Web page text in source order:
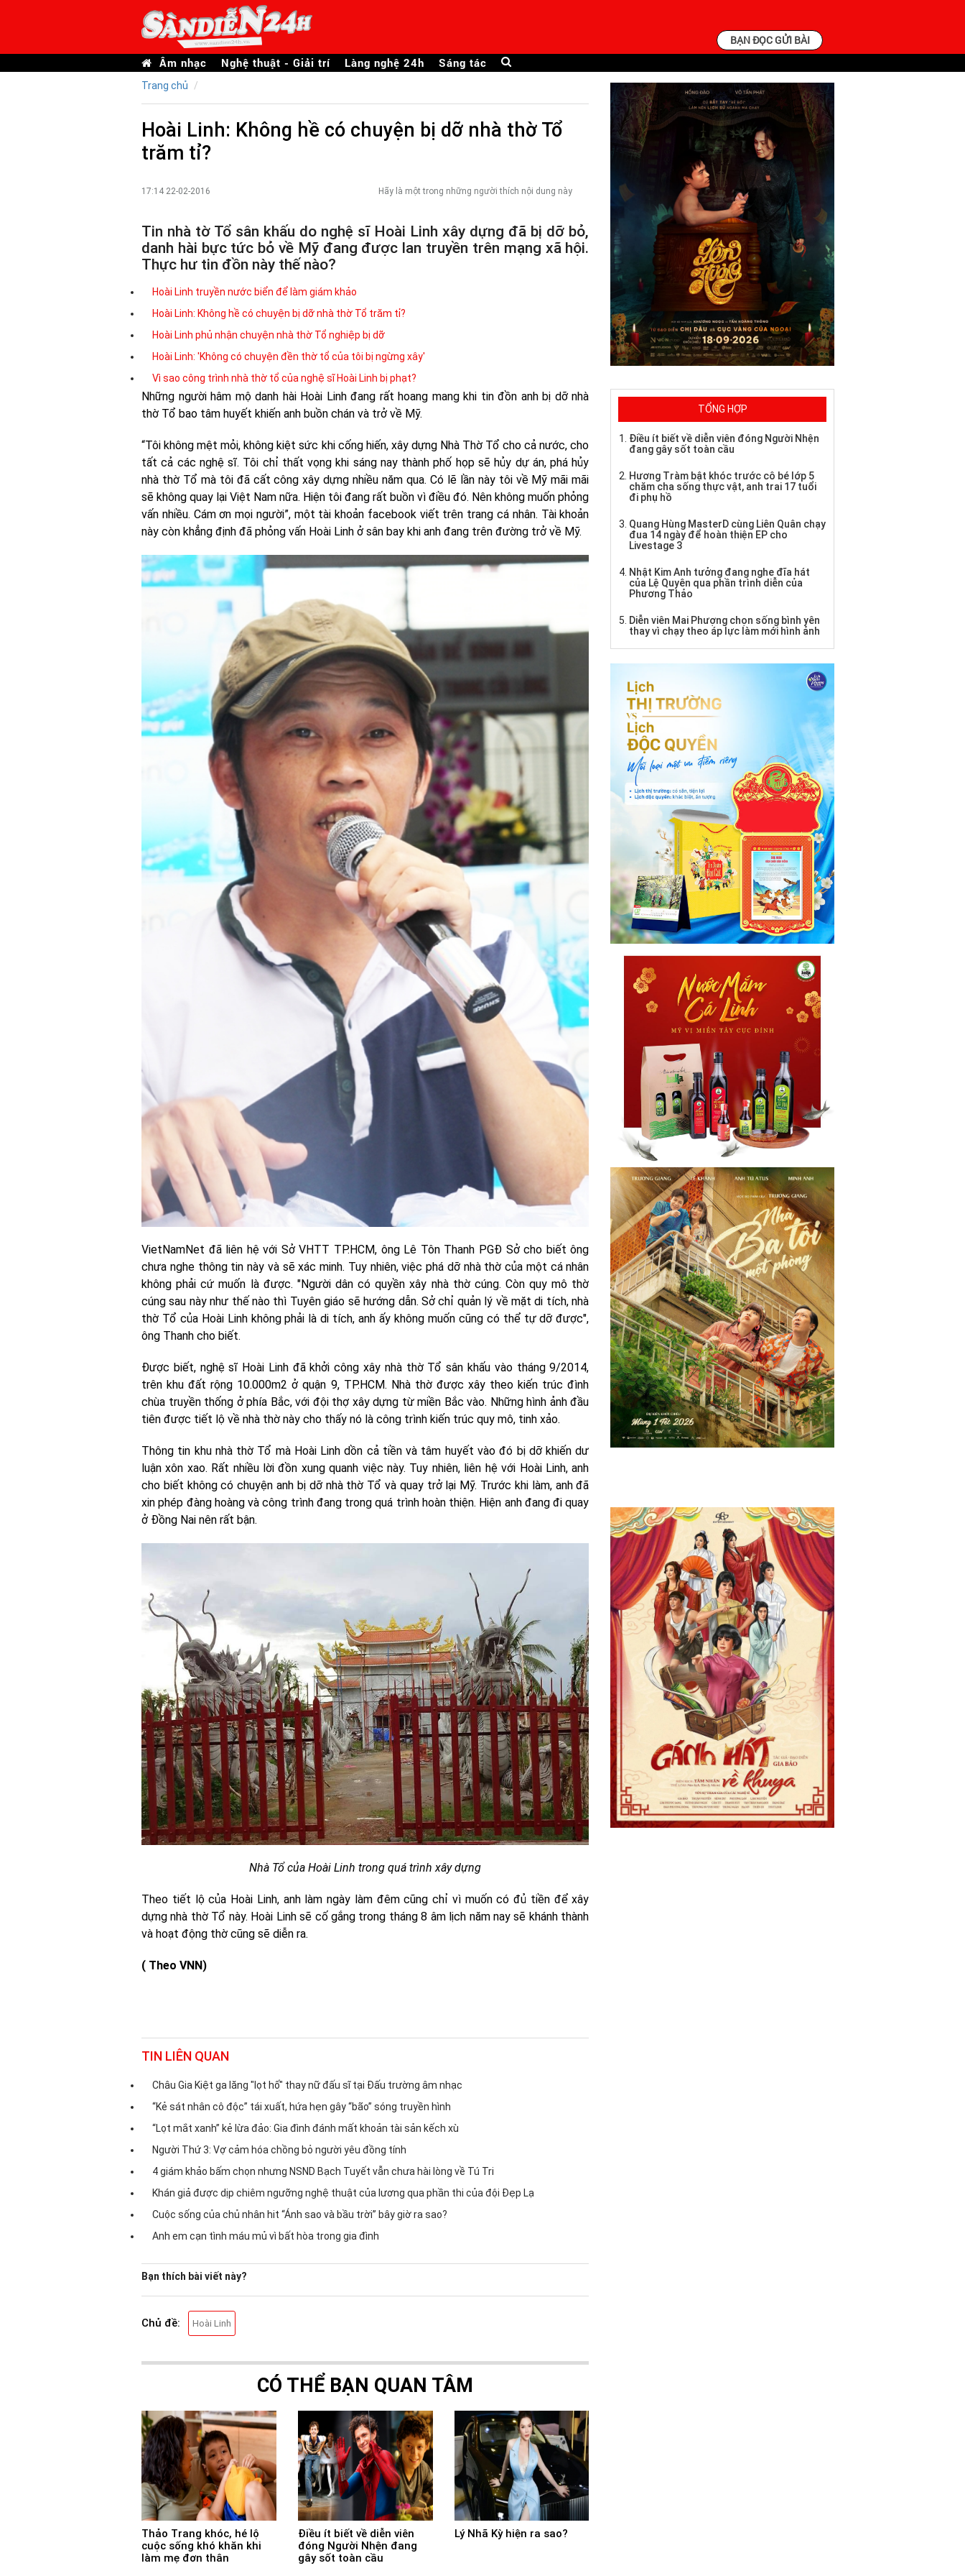
BẠN ĐỌC GỬI BÀI
Âm nhạc Nghệ thuật - Giải trí Làng nghệ 24h Sáng tác
Trang chủ
Hoài Linh: Không hề có chuyện bị dỡ nhà thờ Tổ
trăm tỉ?
17:14 22-02-2016 Hãy là một trong những người thích nội dung này
Tin nhà tờ Tổ sân khấu do nghệ sĩ Hoài Linh xây dựng đã bị dỡ bỏ,
danh hài bực tức bỏ về Mỹ đang được lan truyền trên mạng xã hội.
Thực hư tin đồn này thế nào?
Hoài Linh truyền nước biển để làm giám khảo
Hoài Linh: Không hề có chuyện bị dỡ nhà thờ Tổ trăm tỉ?
Hoài Linh phủ nhận chuyện nhà thờ Tổ nghiệp bị dỡ
Hoài Linh: 'Không có chuyện đền thờ tổ của tôi bị ngừng xây'
Vì sao công trình nhà thờ tổ của nghệ sĩ Hoài Linh bị phạt?
Những người hâm mộ danh hài Hoài Linh đang rất hoang mang khi tin đồn anh bị dỡ nhà
thờ Tổ bao tâm huyết khiến anh buồn chán và trở về Mỹ.
“Tôi không mệt mỏi, không kiệt sức khi cống hiến, xây dựng Nhà Thờ Tổ cho cả nước, cho
tất cả các nghệ sĩ. Tôi chỉ thất vọng khi sáng nay thành phố họp sẽ hủy dự án, phá hủy
nhà thờ Tổ mà tôi đã cất công xây dựng nhiều năm qua. Có lẽ lần này tôi về Mỹ mãi mãi
sẽ không quay lại Việt Nam nữa. Hiện tôi đang rất buồn vì điều đó. Nên không muốn phỏng
vấn nhiều. Cám ơn mọi người”, một tài khoản facebook viết trên trang cá nhân. Tài khoản
này còn khẳng định đã phỏng vấn Hoài Linh ở sân bay khi anh đang trên đường trở về Mỹ.
VietNamNet đã liên hệ với Sở VHTT TP.HCM, ông Lê Tôn Thanh PGĐ Sở cho biết ông
chưa nghe thông tin này và sẽ xác minh. Tuy nhiên, việc phá dỡ nhà thờ của một cá nhân
không phải cứ muốn là được. "Người dân có quyền xây nhà thờ cúng. Còn quy mô thờ
cúng sau này như thế nào thì Tuyên giáo sẽ hướng dẫn. Sở chỉ quản lý về mặt di tích, nhà
thờ Tổ của Hoài Linh không phải là di tích, anh ấy không muốn cũng có thể tự dỡ được",
ông Thanh cho biết.
Được biết, nghệ sĩ Hoài Linh đã khởi công xây nhà thờ Tổ sân khấu vào tháng 9/2014,
trên khu đất rộng 10.000m2 ở quận 9, TP.HCM. Nhà thờ được xây theo kiến trúc đình
chùa truyền thống ở phía Bắc, với đội thợ xây dựng từ miền Bắc vào. Những hình ảnh đầu
tiên được tiết lộ về nhà thờ này cho thấy nó là công trình kiến trúc quy mô, tinh xảo.
Thông tin khu nhà thờ Tổ mà Hoài Linh dồn cả tiền và tâm huyết vào đó bị dỡ khiến dư
luận xôn xao. Rất nhiều lời đồn xung quanh việc này. Tuy nhiên, liên hệ với Hoài Linh, anh
cho biết không có chuyện anh bị dỡ nhà thờ Tổ và quay trở lại Mỹ. Trước khi làm, anh đã
xin phép đàng hoàng và công trình đang trong quá trình hoàn thiện. Hiện anh đang đi quay
ở Đồng Nai nên rất bận.
Nhà Tổ của Hoài Linh trong quá trình xây dựng
Theo tiết lộ của Hoài Linh, anh làm ngày làm đêm cũng chỉ vì muốn có đủ tiền để xây
dựng nhà thờ Tổ này. Hoài Linh sẽ cố gắng trong tháng 8 âm lịch năm nay sẽ khánh thành
và hoạt động thờ cũng sẽ diễn ra.
( Theo VNN)
TIN LIÊN QUAN
Châu Gia Kiệt ga lăng "lọt hố" thay nữ đấu sĩ tại Đấu trường âm nhạc
“Kẻ sát nhân cô độc” tái xuất, hứa hẹn gây “bão” sóng truyền hình
“Lọt mắt xanh” kẻ lừa đảo: Gia đình đánh mất khoản tài sản kếch xù
Người Thứ 3: Vợ cảm hóa chồng bỏ người yêu đồng tính
4 giám khảo bấm chọn nhưng NSND Bạch Tuyết vẫn chưa hài lòng về Tú Tri
Khán giả được dịp chiêm ngưỡng nghệ thuật của lương qua phần thi của đội Đẹp Lạ
Cuộc sống của chủ nhân hit “Ánh sao và bầu trời” bây giờ ra sao?
Anh em cạn tình máu mủ vì bất hòa trong gia đình
Bạn thích bài viết này?
Chủ đề: Hoài Linh
CÓ THỂ BẠN QUAN TÂM
Thảo Trang khóc, hé lộ
cuộc sống khó khăn khi
làm mẹ đơn thân
Điều ít biết về diễn viên
đóng Người Nhện đang
gây sốt toàn cầu
Lý Nhã Kỳ hiện ra sao?
TỔNG HỢP
Điều ít biết về diễn viên đóng Người Nhện
đang gây sốt toàn cầu
Hương Tràm bật khóc trước cô bé lớp 5
chăm cha sống thực vật, anh trai 17 tuổi
đi phụ hồ
Quang Hùng MasterD cùng Liên Quân chạy
đua 14 ngày để hoàn thiện EP cho
Livestage 3
Nhật Kim Anh tưởng đang nghe đĩa hát
của Lệ Quyên qua phần trình diễn của
Phương Thảo
Diễn viên Mai Phượng chọn sống bình yên
thay vì chạy theo áp lực làm mới hình ảnh